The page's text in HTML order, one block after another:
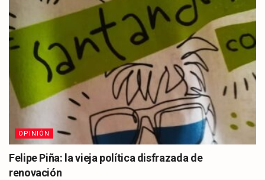
OPINIÓN
Felipe Piña: la vieja política disfrazada de
renovación